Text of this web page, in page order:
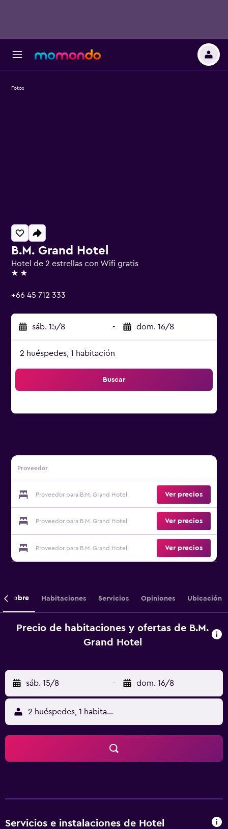
B.M. Grand Hotel
Hotel de 2 estrellas con Wifi gratis
2 estrellas
+66 45 712 333
sáb. 15/8 - dom. 16/8
2 huéspedes, 1 habitación
Buscar
Proveedor
Proveedor para B.M. Grand Hotel Ver precios
Proveedor para B.M. Grand Hotel Ver precios
Proveedor para B.M. Grand Hotel Ver precios
Fotos
Sobre Habitaciones Servicios Opiniones Ubicación
Precio de habitaciones y ofertas de B.M.
Grand Hotel
sáb. 15/8 - dom. 16/8
2 huéspedes, 1 habitación
Servicios e instalaciones de Hotel